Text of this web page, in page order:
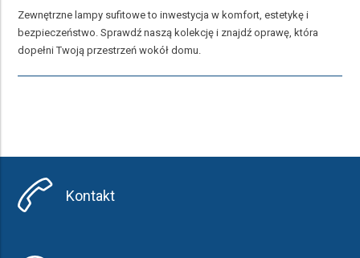
Zewnętrzne lampy sufitowe to inwestycja w komfort, estetykę i
bezpieczeństwo. Sprawdź naszą kolekcję i znajdź oprawę, która
dopełni Twoją przestrzeń wokół domu.
Kontakt